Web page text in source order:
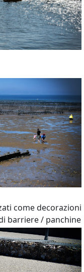
come decorazioni
barriere / panchine